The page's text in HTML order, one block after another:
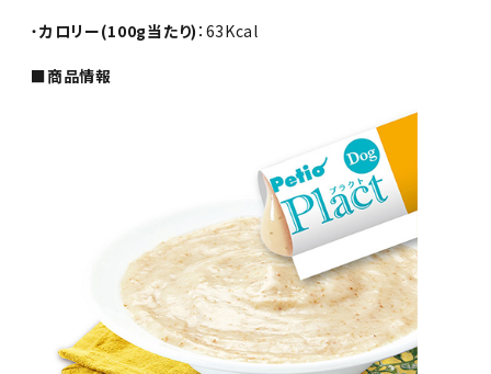
・カロリー(100g当たり) ：63Kcal
■商品情報